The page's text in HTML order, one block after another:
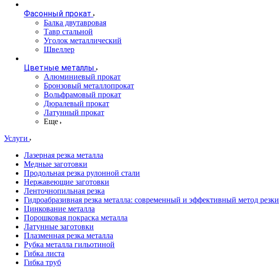
Фасонный прокат
Балка двутавровая
Тавр стальной
Уголок металлический
Швеллер
Цветные металлы
Алюминиевый прокат
Бронзовый металлопрокат
Вольфрамовый прокат
Дюралевый прокат
Латунный прокат
Еще
Услуги
Лазерная резка металла
Медные заготовки
Продольная резка рулонной стали
Нержавеющие заготовки
Ленточнопильная резка
Гидроабразивная резка металла: современный и эффективный метод резки
Цинкование металла
Порошковая покраска металла
Латунные заготовки
Плазменная резка металла
Рубка металла гильотиной
Гибка листа
Гибка труб